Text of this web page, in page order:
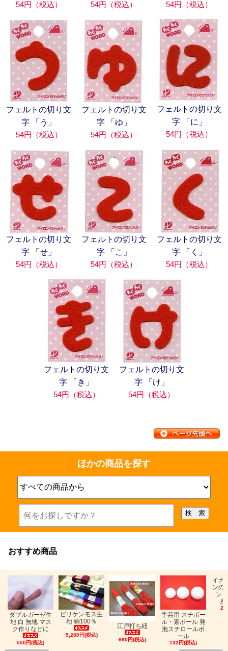
54円（税込） 54円（税込） 54円（税込）
フェルトの切り文
字 「う」
54円（税込）
フェルトの切り文
字 「ゆ」
54円（税込）
フェルトの切り文
字 「に」
54円（税込）
フェルトの切り文
字 「せ」
54円（税込）
フェルトの切り文
字 「こ」
54円（税込）
フェルトの切り文
字 「く」
54円（税込）
フェルトの切り文
字 「き」
54円（税込）
フェルトの切り文
字 「け」
54円（税込）
ほかの商品を探す
おすすめ商品
ダブルガーゼ生
地 白 無地 マス
ク作りなどに
550円(税込)
ビリケンモス生
地 綿100％
5,280円(税込)
江戸打ち紐
660円(税込)
手芸用 スチボー
ル・素ボール 発
泡スチロールボ
ール
132円(税込)
イナ
ンの
ン
糸